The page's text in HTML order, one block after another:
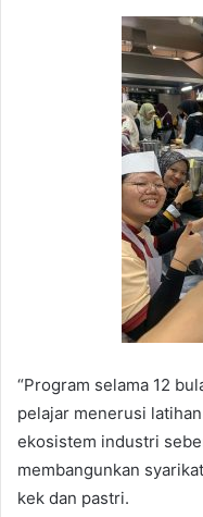
“Program selama 12
pelajar menerusi
ekosistem industri
membangunkan
kek dan pastri.